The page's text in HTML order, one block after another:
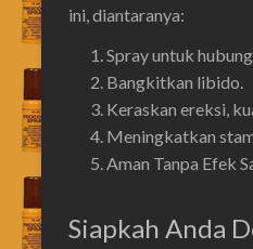
ini, diantaranya:
Spray untuk
Bangkitkan libido.
Keraskan ereksi,
Meningkatkan
Aman Tanpa Efek
Siapkah Anda